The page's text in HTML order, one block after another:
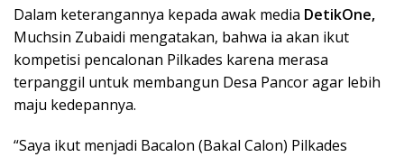
Dalam keterangannya kepada awak media DetikOne,
Muchsin Zubaidi mengatakan, bahwa ia akan ikut
kompetisi pencalonan Pilkades karena merasa
terpanggil untuk membangun Desa Pancor agar lebih
maju kedepannya.
“Saya ikut menjadi Bacalon (Bakal Calon) Pilkades